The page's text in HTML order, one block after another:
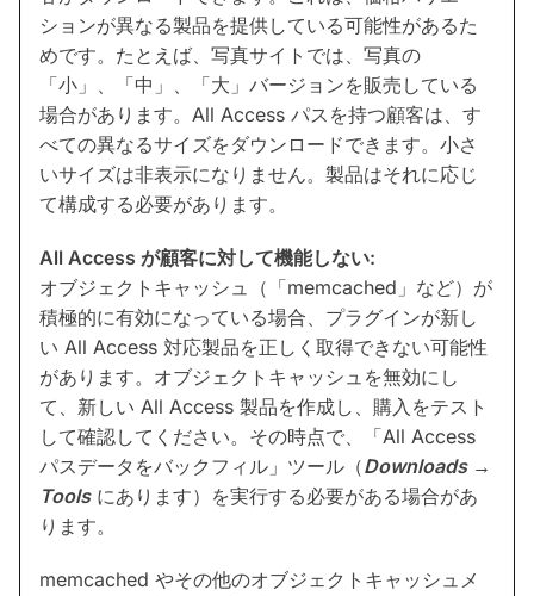
ションが異なる製品を提供している可能性があるた
めです。たとえば、写真サイトでは、写真の
「小」、「中」、「大」バージョンを販売している
場合があります。All Access パスを持つ顧客は、す
べての異なるサイズをダウンロードできます。小さ
いサイズは非表示になりません。製品はそれに応じ
て構成する必要があります。
All Access が顧客に対して機能しない:
オブジェクトキャッシュ（「memcached」など）が
積極的に有効になっている場合、プラグインが新し
い All Access 対応製品を正しく取得できない可能性
があります。オブジェクトキャッシュを無効にし
て、新しい All Access 製品を作成し、購入をテスト
して確認してください。その時点で、「All Access
パスデータをバックフィル」ツール（Downloads →
Toolsにあります）を実行する必要がある場合があ
ります。
memcached やその他のオブジェクトキャッシュメ